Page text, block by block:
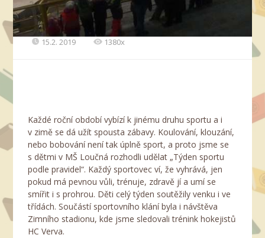
15.2. 2019 1380x
Každé roční období vybízí k jinému druhu sportu a i
v zimě se dá užít spousta zábavy. Koulování, klouzání,
nebo bobování není tak úplně sport, a proto jsme se
s dětmi v MŠ Loučná rozhodli udělat „Týden sportu
podle pravidel“. Každý sportovec ví, že vyhrává, jen
pokud má pevnou vůli, trénuje, zdravě jí a umí se
smířit i s prohrou. Děti celý týden soutěžily venku i ve
třídách. Součástí sportovního klání byla i návštěva
Zimního stadionu, kde jsme sledovali trénink hokejistů
HC Verva.